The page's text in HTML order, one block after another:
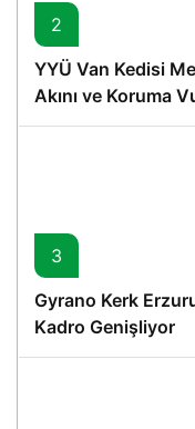
2
YYÜ Van Kedisi
Akını ve Koruma
3
Gyrano Kerk
Kadro Genişliyor